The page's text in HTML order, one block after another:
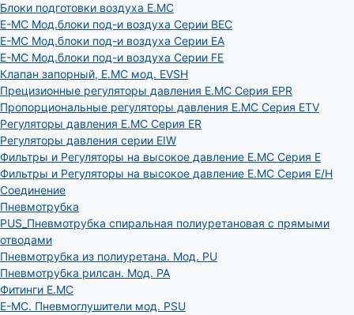
Блоки подготовки воздуха E.MC
E-MC Мод.блоки под-и воздуха Серии BEC
E-MC Мод.блоки под-и воздуха Серии EA
E-MC Мод.блоки под-и воздуха Серии FE
Клапан запорный, E.MC мод. EVSH
Прецизионные регуляторы давления E.MC Серия EPR
Пропорциональные регуляторы давления E.MC Серия ETV
Регуляторы давления E.MC Серия ER
Регуляторы давления серии EIW
Фильтры и Регуляторы на высокое давление E.MC Серия E
Фильтры и Регуляторы на высокое давление E.MC Серия E/H
Соединение
Пневмотрубка
PUS_Пневмотрубка спиральная полиуретановая с прямыми
отводами
Пневмотрубка из полиуретана. Мод. РU
Пневмотрубка рилсан. Мод. PA
Фитинги E.MC
E-MC. Пневмоглушители мод. PSU